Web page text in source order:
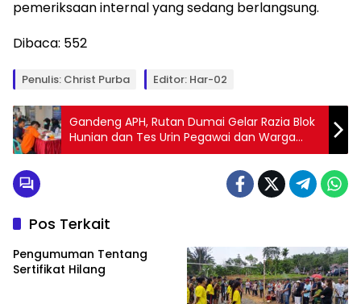
pemeriksaan internal yang sedang berlangsung.
Dibaca: 552
Penulis: Christ Purba Editor: Har-02
Gandeng APH, Rutan Dumai Gelar Razia Blok
Hunian dan Tes Urin Pegawai dan Warga
Binaan
Pos Terkait
Pengumuman Tentang
Sertifikat Hilang